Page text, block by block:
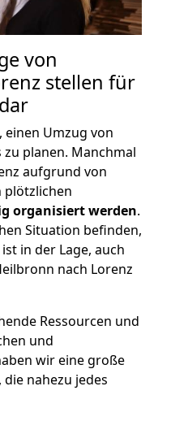
von
stellen für
einen Umzug von
planen. Manchmal
aufgrund von
plötzlichen
organisiert werden.
Situation befinden,
in der Lage, auch
nach Lorenz
Ressourcen und
und
wir eine große
nahezu jedes